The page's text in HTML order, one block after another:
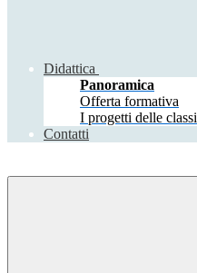
Didattica
Panoramica
Offerta formativa
I progetti delle classi
Contatti